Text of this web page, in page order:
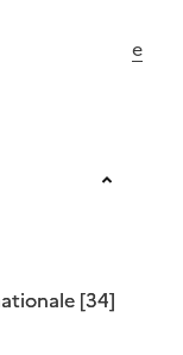
[34]
élémentaire
français à
catégorie